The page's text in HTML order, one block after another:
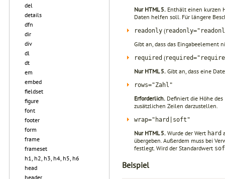
del
details
dfn
dir
div
dl
dt
em
embed
fieldset
figure
font
footer
form
frame
frameset
h1, h2, h3, h4, h5, h6
head
header
Nur HTML 5. Enthält einen kurzen
Daten helfen soll. Für längere
readonly (
Gibt an, dass das Eingabeelement
required (
Nur HTML 5. Gibt an, dass eine
rows="Zahl"
Erforderlich. Definiert die Höhe
zusätzlichen Zeilen darzustellen.
wrap="hard|soft"
Nur HTML 5. Wurde der Wert hard
übergeben. Außerdem muss bei
festlegt. Wird der Standardwert
Beispiel